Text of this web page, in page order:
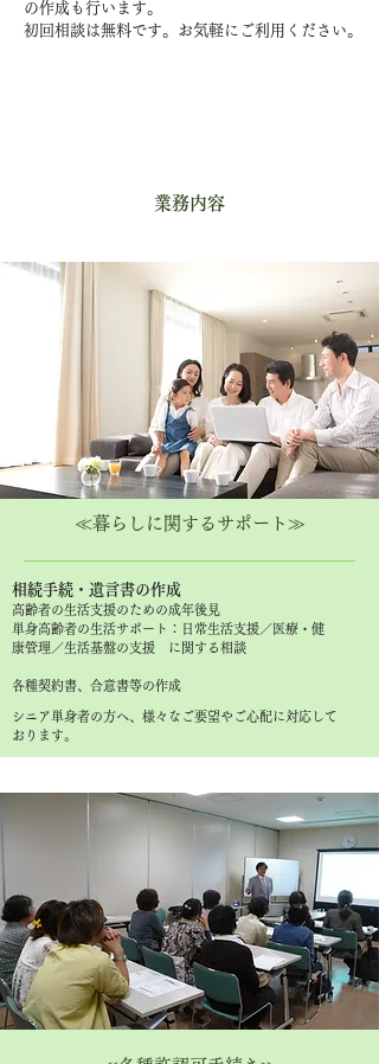
の作成も行います。
初回相談は無料です。お気軽にご利用ください。
業務内容
≪暮らしに関するサポート≫
相続手続・遺言書の作成
高齢者の生活支援のための成年後見
単身高齢者の生活サポート ：日常生活支援／医療・健
康管理／​生活基盤の支援 に関する相談
​各種契約書、合意書等の作成
​シニア単身者の方へ、様々なご要望やご心配に対応して
おります。